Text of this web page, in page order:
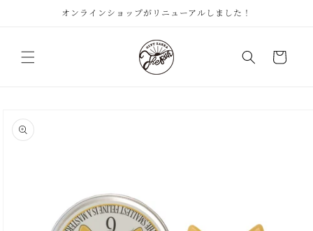
オンラインショップがリニューアルしました！
ー
報にス
キップ